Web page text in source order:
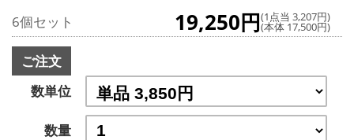
6個セット 19,250円(1点当 3,207円)
(本体 17,500円)
ご注文
数単位
数量